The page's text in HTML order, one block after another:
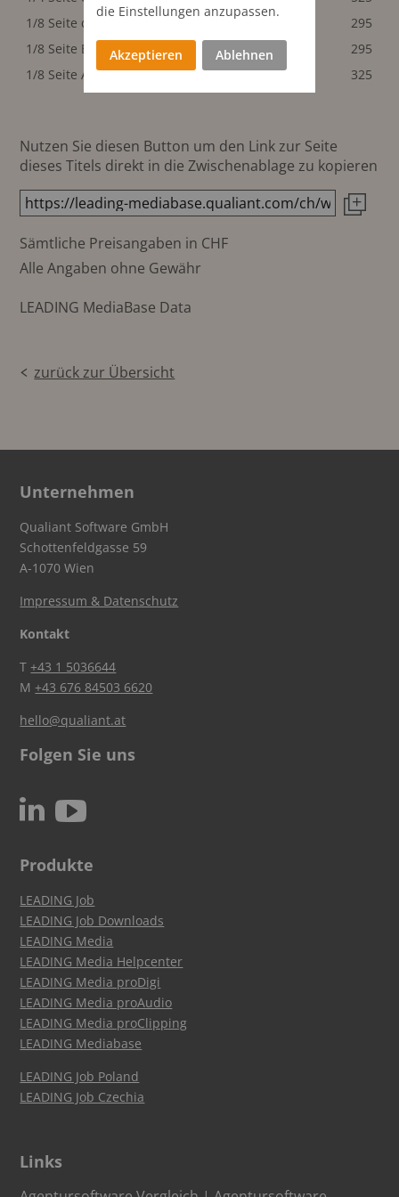
1/8 Seite quer
102x68 mm
295
1/8 Seite Balken
208x32 mm
295
1/8 Seite Agenda
102x68 mm 325
Nutzen Sie diesen Button um den Link zur Seite
dieses Titels direkt in die Zwischenablage zu kopieren
Sämtliche Preisangaben in CHF
Alle Angaben ohne Gewähr
LEADING MediaBase Data
zurück zur Übersicht
Unternehmen
Qualiant Software GmbH
Schottenfeldgasse 59
A-1070 Wien
Impressum & Datenschutz
Kontakt
T+43 1 5036644
M+43 676 84503 6620
hello@qualiant.at
Folgen Sie uns
N c
Produkte
LEADING Job
LEADING Job Downloads
LEADING Media
LEADING Media Helpcenter
LEADING Media proDigi
LEADING Media proAudio
LEADING Media proClipping
LEADING Mediabase
LEADING Job Poland
LEADING Job Czechia
Links
die Einstellungen anzupassen.
Akzeptieren Ablehnen